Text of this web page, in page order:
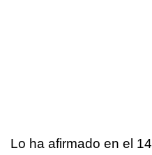
Lo ha afirmado en el 14